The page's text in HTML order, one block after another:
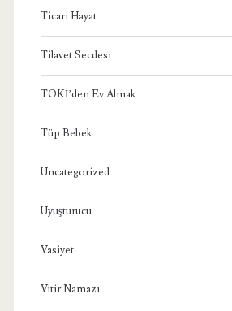
Ticari Hayat
Tilavet Secdesi
TOKİ’den Ev Almak
Tüp Bebek
Uncategorized
Uyuşturucu
Vasiyet
Vitir Namazı